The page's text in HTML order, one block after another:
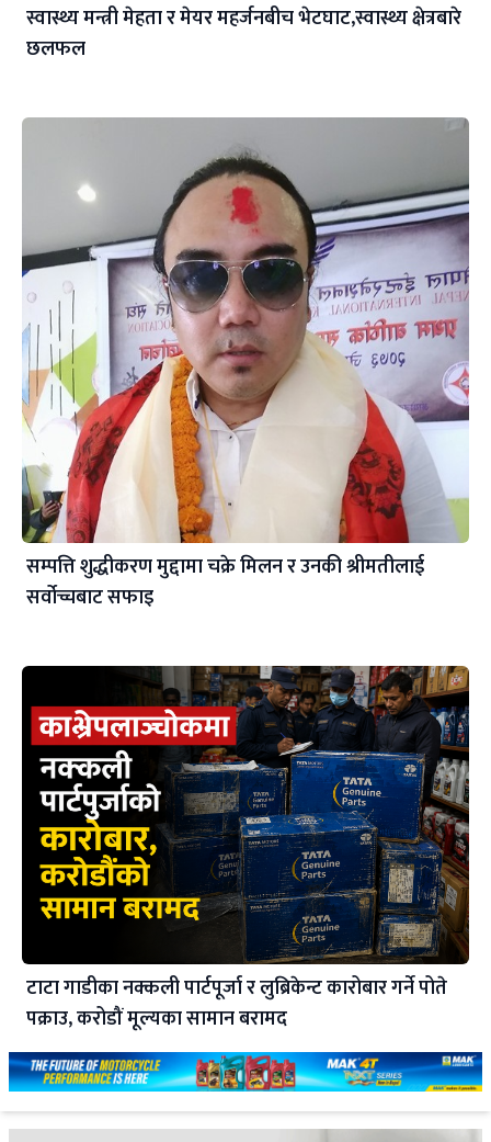
स्वास्थ्य मन्त्री मेहता र मेयर महर्जनबीच भेटघाट,स्वास्थ्य क्षेत्रबारे
छलफल
सम्पत्ति शुद्धीकरण मुद्दामा चक्रे मिलन र उनकी श्रीमतीलाई
सर्वोच्चबाट सफाइ
टाटा गाडीका नक्कली पार्टपूर्जा र लुब्रिकेन्ट कारोबार गर्ने पोते
पक्राउ, करोडौं मूल्यका सामान बरामद